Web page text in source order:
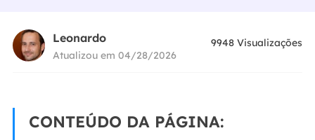
Leonardo
Atualizou em 04/28/2026
9948 Visualizações
CONTEÚDO DA PÁGINA: